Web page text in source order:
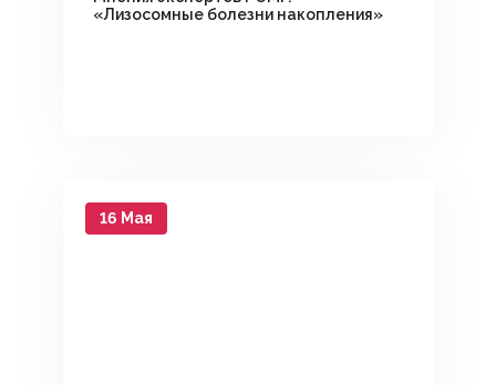
«Лизосомные болезни накопления»
16 Мая